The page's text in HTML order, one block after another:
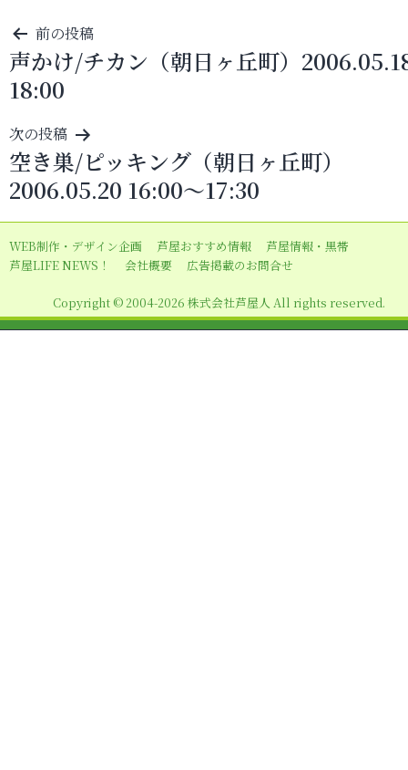
投
稿
ナ
ビ
ゲ
ー
シ
ョ
ン
前の投稿
声かけ/チカン（朝日ヶ丘町）
18:00
次の投稿
空き巣/ピッキング（朝日ヶ丘町）
2006.05.20 16:00～17:30
WEB制作・デザイン企画 芦屋おすすめ情報
芦屋情報・黒帯
芦屋LIFE NEWS！
会社概要 広告掲載のお問合せ
Copyright © 2004-2026 株式会社芦屋人 All rights reserved.